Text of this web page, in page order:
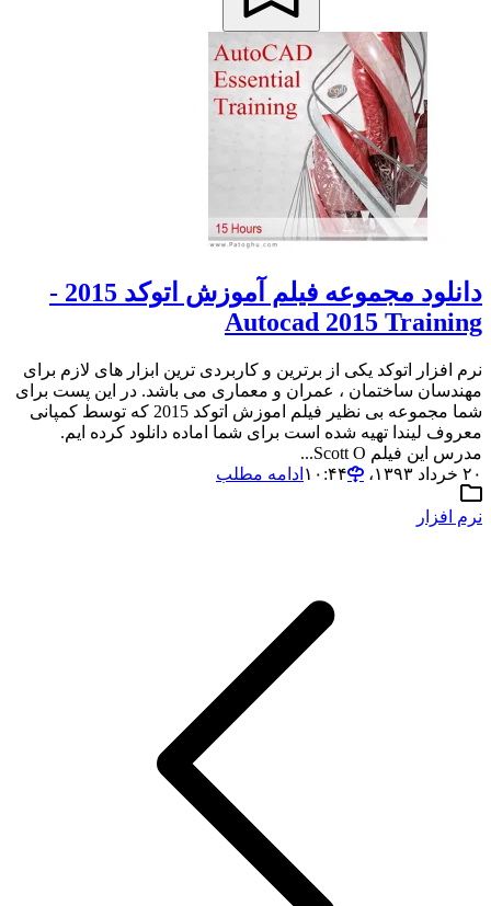
دانلود مجموعه فیلم آموزش اتوکد 2015 -
Autocad 2015 Training
نرم افزار اتوکد یکی از برترین و کاربردی ترین ابزار های لازم برای
مهندسان ساختمان ، عمران و معماری می باشد. در این پست برای
شما مجموعه بی نظیر فیلم اموزش اتوکد 2015 که توسط کمپانی
معروف لیندا تهیه شده است برای شما اماده دانلود کرده ایم.
مدرس این فیلم Scott O...
۲۰ خرداد ۱۳۹۳،‏ ۱۰:۴۴
ادامه مطلب
نرم افزار